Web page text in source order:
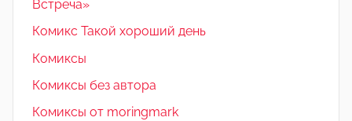
Встреча»
Комикс Такой хороший день
Комиксы
Комиксы без автора
Комиксы от moringmark